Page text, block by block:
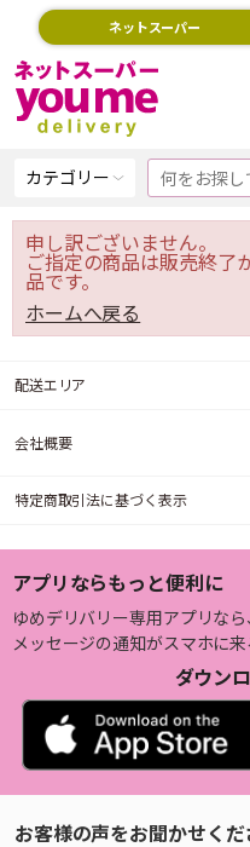
ネットスーパー
カテゴリー
申し訳ございません。
ご指定の商品は販売終了
品です。
ホームへ戻る
配送エリア
会社概要
特定商取引法に基づく表示
アプリならもっと便利に
ゆめデリバリー専用アプリなら
メッセージの通知がスマホに来
ダウン
お客様の声をお聞かせくだ